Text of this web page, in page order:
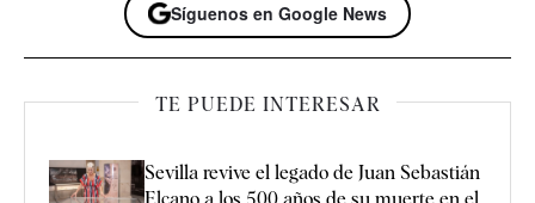
Síguenos en Google News
TE PUEDE INTERESAR
Sevilla revive el legado de Juan Sebastián